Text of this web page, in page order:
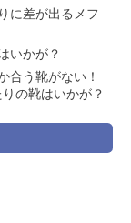
に差が出るメフ
いかが？
合う靴がない！
の靴はいかが？